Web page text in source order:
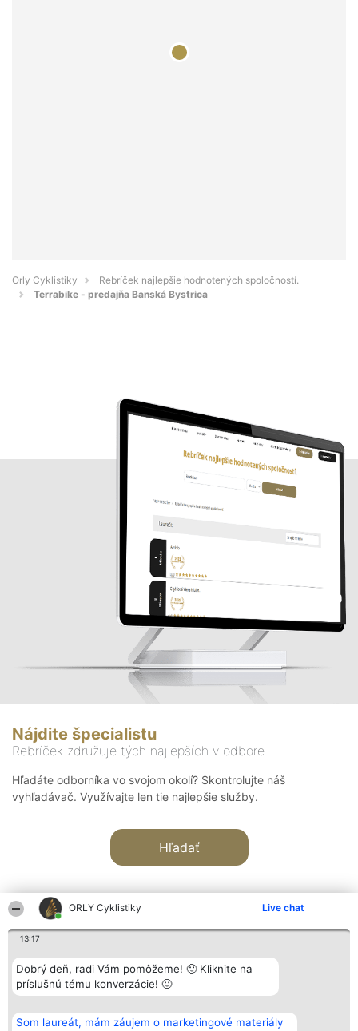
ORLY Cyklistiky Live chat
13:17
Dobrý deň, radi Vám pomôžeme! 🙂 Kliknite na
príslušnú tému konverzácie! 🙂
Som laureát, mám záujem o marketingové materiály
Orly Cyklistiky
Rebríček najlepšie hodnotených spoločností.
Terrabike - predajňa Banská Bystrica
Nájdite špecialistu
Rebríček združuje tých najlepších v odbore
Hľadáte odborníka vo svojom okolí? Skontrolujte náš
vyhľadávač. Využívajte len tie najlepšie služby.
Hľadať
Organizátor hodnotenia
Bright Side Solutions sp. z o.
o. sp. k.
Wrocław 50-079
KRS 0000749100 | Regon
Hodnotenie
Laureáti
Lista
Laureatów
Podmienky
Kontakt
Kontakt